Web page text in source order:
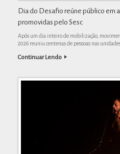
Dia do Desafio reúne público em
promovidas pelo Sesc
Após um dia inteiro de mobilização,
2026 reuniu centenas de pessoas nas
Continuar Lendo